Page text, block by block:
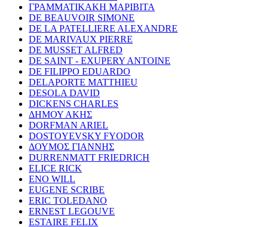
ΓΡΑΜΜΑΤΙΚΑΚΗ ΜΑΡΙΒΙΤΑ
DE BEAUVOIR SIMONE
DE LA PATELLIERE ALEXANDRE
DE MARIVAUX PIERRE
DE MUSSET ALFRED
DE SAINT - EXUPERY ANTOINE
DE FILIPPO EDUARDO
DELAPORTE MATTHIEU
DESOLA DAVID
DICKENS CHARLES
ΔΗΜΟΥ ΑΚΗΣ
DORFMAN ARIEL
DOSTOYEVSKY FYODOR
ΔΟΥΜΟΣ ΓΙΑΝΝΗΣ
DURRENMATT FRIEDRICH
ELICE RICK
ENO WILL
EUGENE SCRIBE
ERIC TOLEDANO
ERNEST LEGOUVE
ESTAIRE FELIX